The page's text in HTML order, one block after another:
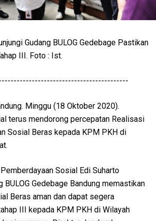
Gudang BULOG Gedebage Pastikan
III. Foto : Ist.
Minggu (18 Oktober 2020).
terus mendorong percepatan Realisasi
Sosial Beras kepada KPM PKH di
Sosial Edi Suharto
BULOG Gedebage Bandung memastikan
Beras aman dan dapat segera
III kepada KPM PKH di Wilayah